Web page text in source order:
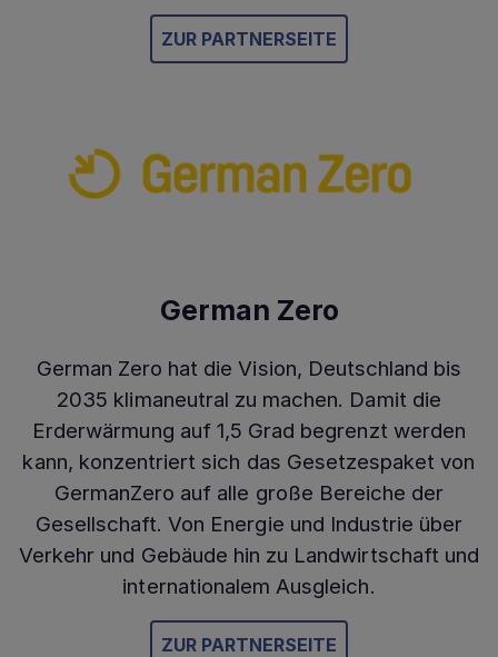
ZUR PARTNERSEITE
German Zero
German Zero hat die Vision, Deutschland bis
2035 klimaneutral zu machen. Damit die
Erderwärmung auf 1,5 Grad begrenzt werden
kann, konzentriert sich das Gesetzespaket von
GermanZero auf alle große Bereiche der
Gesellschaft. Von Energie und Industrie über
Verkehr und Gebäude hin zu Landwirtschaft und
internationalem Ausgleich.
ZUR PARTNERSEITE